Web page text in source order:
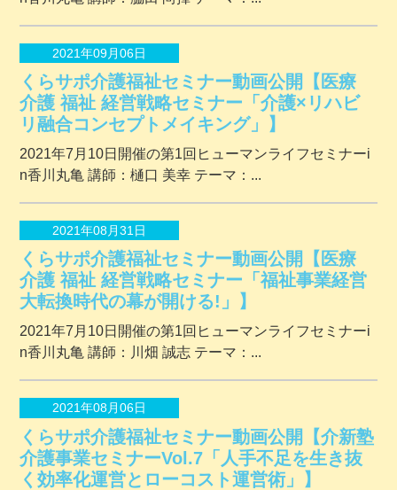
2021年09月06日
くらサポ介護福祉セミナー動画公開【医療
介護 福祉 経営戦略セミナー「介護×リハビ
リ融合コンセプトメイキング」】
2021年7月10日開催の第1回ヒューマンライフセミナーi
n香川丸亀 講師：樋口 美幸 テーマ：...
2021年08月31日
くらサポ介護福祉セミナー動画公開【医療
介護 福祉 経営戦略セミナー「福祉事業経営
大転換時代の幕が開ける!」】
2021年7月10日開催の第1回ヒューマンライフセミナーi
n香川丸亀 講師：川畑 誠志 テーマ：...
2021年08月06日
くらサポ介護福祉セミナー動画公開【介新塾
介護事業セミナーVol.7「人手不足を生き抜
く効率化運営とローコスト運営術」】